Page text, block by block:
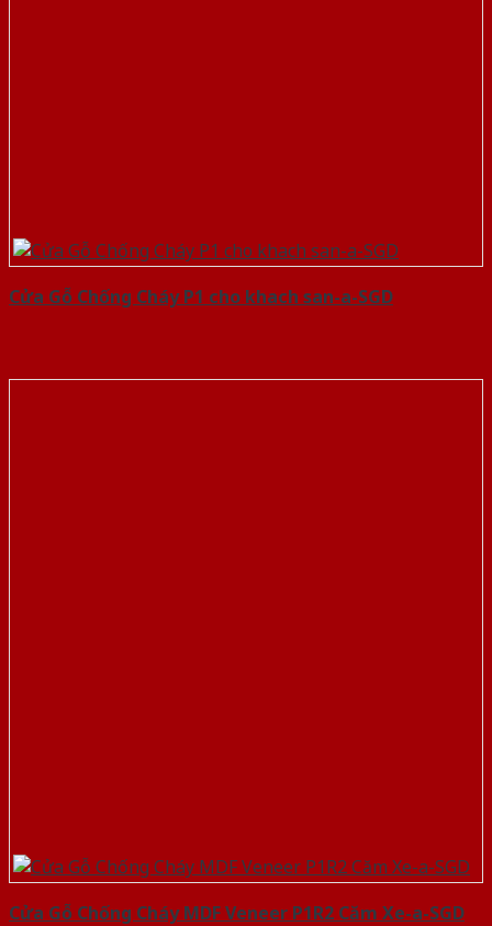
Cửa Gỗ Chống Cháy P1 cho khach san-a-SGD
Cửa Gỗ Chống Cháy MDF Veneer P1R2 Căm Xe-a-SGD